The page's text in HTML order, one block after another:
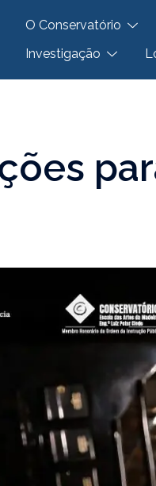
O Conservatório
Investigação